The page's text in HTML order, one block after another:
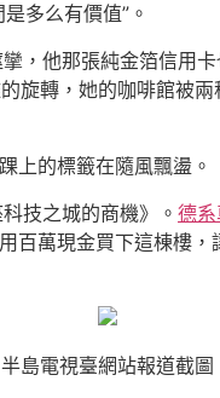
多么有價值”。
，他那張純金箔信用
旋轉，她的咖啡館被
上的標籤在隨風飄盪。
技之城的商機》。 德
萬現金買下這棟樓
半島電視臺網站報道截圖